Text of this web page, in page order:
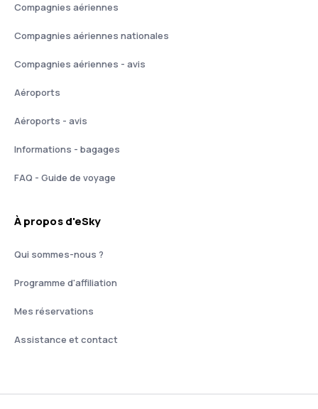
Compagnies aériennes
Compagnies aériennes nationales
Compagnies aériennes - avis
Aéroports
Aéroports - avis
Informations - bagages
FAQ - Guide de voyage
À propos d'eSky
Qui sommes-nous ?
Programme d'affiliation
Mes réservations
Assistance et contact